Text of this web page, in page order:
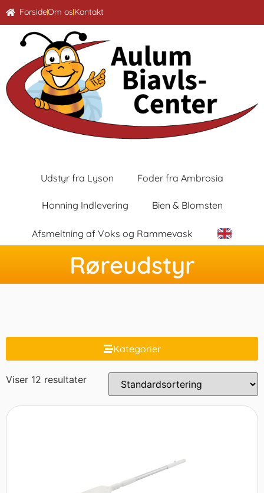
ForsideOm osKontakt
Udstyr fra Lyson Foder fra Ambrosia
Honning Indlevering Bien & Blomsten
Afsmeltning af Voks og Rammevask
Røreudstyr
Kategorier
Viser 12 resultater